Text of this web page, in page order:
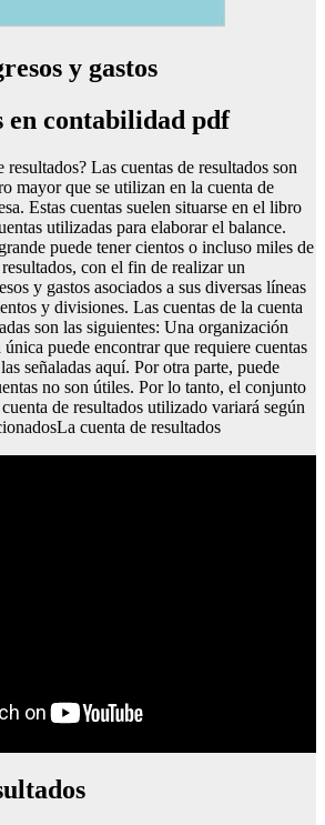
y gastos
en contabilidad pdf
resultados? Las cuentas de resultados son
mayor que se utilizan en la cuenta de
Estas cuentas suelen situarse en el libro
utilizadas para elaborar el balance.
puede tener cientos o incluso miles de
con el fin de realizar un
y gastos asociados a sus diversas líneas
y divisiones. Las cuentas de la cuenta
son las siguientes: Una organización
puede encontrar que requiere cuentas
señaladas aquí. Por otra parte, puede
no son útiles. Por lo tanto, el conjunto
de resultados utilizado variará según
cuenta de resultados